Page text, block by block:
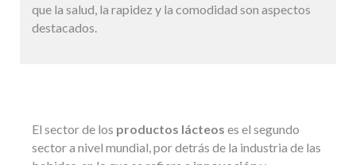
que la salud, la rapidez y la comodidad son aspectos
destacados.
El sector de los productos lácteos es el segundo
sector a nivel mundial, por detrás de la industria de las